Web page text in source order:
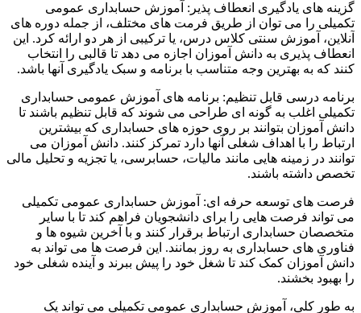
گزینه های یادگیری انعطاف پذیر: آموزش حسابداری عمومی
تکمیلی را می توان از طریق فرمت های مختلف، از جمله دوره های
آنلاین، آموزش سنتی کلاس درس، یا ترکیبی از هر دو ارائه کرد. این
انعطاف پذیری به دانش آموزان اجازه می دهد تا قالبی را انتخاب
کنند که به بهترین وجه متناسب با برنامه و سبک یادگیری آنها باشد.
برنامه درسی قابل تنظیم: برنامه های آموزش عمومی حسابداری
تکمیلی اغلب به گونه ای طراحی می شوند که قابل تنظیم باشند تا
دانش آموزان بتوانند بر روی حوزه های حسابداری که بیشترین
ارتباط را با اهداف شغلی آنها دارد تمرکز کنند. دانش آموزان می
توانند در زمینه هایی مانند مالیات، حسابرسی، یا تجزیه و تحلیل مالی
تخصص داشته باشند.
فرصت های توسعه حرفه ای: آموزش حسابداری عمومی تکمیلی
می تواند فرصت هایی را برای دانشجویان فراهم کند تا با سایر
متخصصان حسابداری ارتباط برقرار کنند و با آخرین شیوه ها و
فناوری های حسابداری به روز بمانند. این فرصت ها می تواند به
دانش آموزان کمک کند تا شغل خود را پیش ببرند و آینده شغلی خود
را بهبود بخشند.
به طور کلی، آموزش حسابداری عمومی تکمیلی می تواند یک